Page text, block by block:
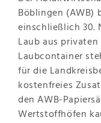
Böblingen (AWB)
einschließlich 30.
Laub aus
Laubcontainer
für die
kostenfreies
den AWB-
Wertstoffhöfen